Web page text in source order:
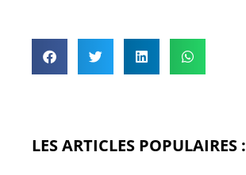
LES ARTICLES POPULAIRES :